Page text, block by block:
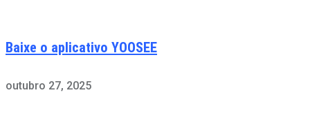
Baixe o aplicativo YOOSEE
outubro 27, 2025